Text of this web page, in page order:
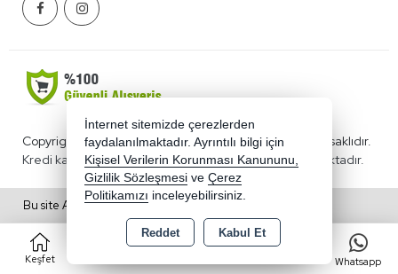
Keşfet Whatsapp
Copyright 2026 benimkirtasiyecim.com - Tüm hakları saklıdır.
Kredi kartı bilgileriniz 256bit SSL sertifikası ile korunmaktadır.
Bu site AKINSOFT E-Ticaret ile hazırlanmıştır.
İnternet sitemizde çerezlerden
faydalanılmaktadır. Ayrıntılı bilgi için
Kişisel Verilerin Korunması Kanununu,
Gizlilik Sözleşmesi ve Çerez
Politikamızı inceleyebilirsiniz.
Reddet Kabul Et